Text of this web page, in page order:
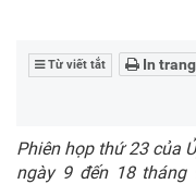
Từ viết tắt In trang
Phiên họp thứ 23 của
ngày 9 đến 18 tháng